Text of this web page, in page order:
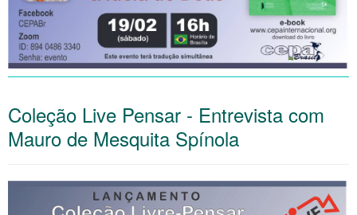
Coleção Live Pensar - Entrevista com
Mauro de Mesquita Spínola